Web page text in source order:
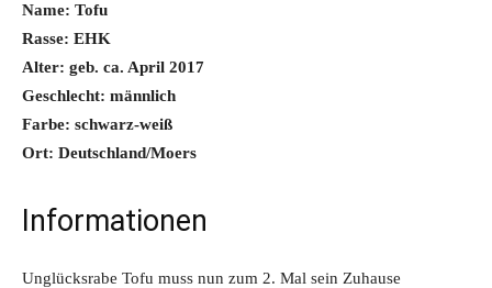
Name: Tofu
Rasse: EHK
Alter: geb. ca. April 2017
Geschlecht: männlich
Farbe: schwarz-weiß
Ort: Deutschland/Moers
Informationen
Unglücksrabe Tofu muss nun zum 2. Mal sein Zuhause